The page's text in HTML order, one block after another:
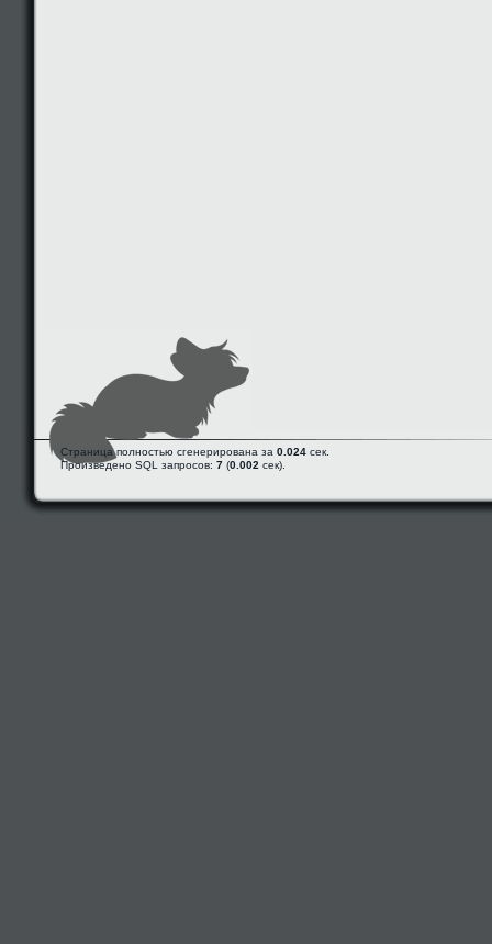
Страница полностью сгенерирована за 0.024 сек.
Произведено SQL запросов: 7 (0.002 сек).